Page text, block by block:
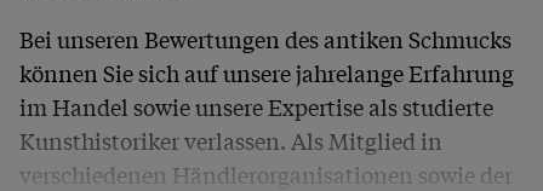
Bei unseren Bewertungen des antiken Schmucks
können Sie sich auf unsere jahrelange Erfahrung
im Handel sowie unsere Expertise als studierte
Kunsthistoriker verlassen. Als Mitglied in
verschiedenen Händlerorganisationen sowie der